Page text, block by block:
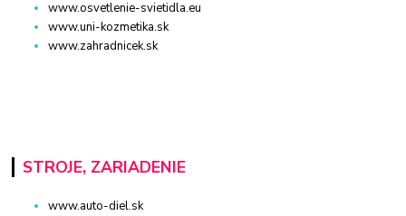
www.osvetlenie-svietidla.eu
www.uni-kozmetika.sk
www.zahradnicek.sk
STROJE, ZARIADENIE
www.auto-diel.sk